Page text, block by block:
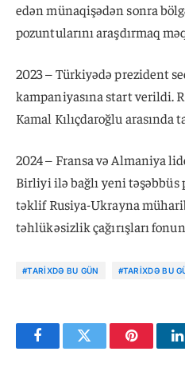
edən münaqişədən sonra
pozuntularını araşdırmaq
2023 – Türkiyədə prezident
kampaniyasına start verildi.
Kamal Kılıçdaroğlu
2024 – Fransa və Almaniya
Birliyi ilə bağlı yeni təşəbbüs
təklif Rusiya-Ukrayna
təhlükəsizlik çağırışları
#TARIXDƏ BU GÜN #TARIXDƏ BU
FacebookTwitter Pinterest